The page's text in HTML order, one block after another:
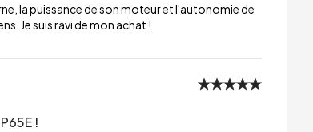
la puissance de son moteur et l'autonomie de
Je suis ravi de mon achat !
!